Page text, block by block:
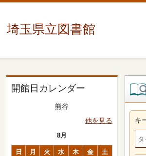
埼玉県立図書館
開館日カレンダー
熊谷
他を見る
8月
日 月 火 水 木 金 土
キ